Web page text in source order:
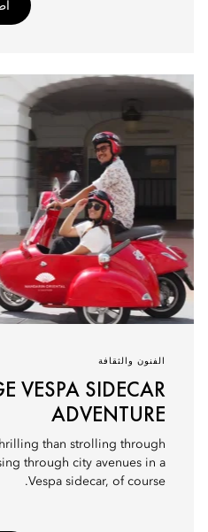
الفنون والثقافة
VESPA SIDECAR
ADVENTURE
than strolling through
through city avenues in a
Vespa sidecar, of course.